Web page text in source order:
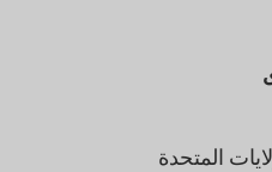
المتحدة